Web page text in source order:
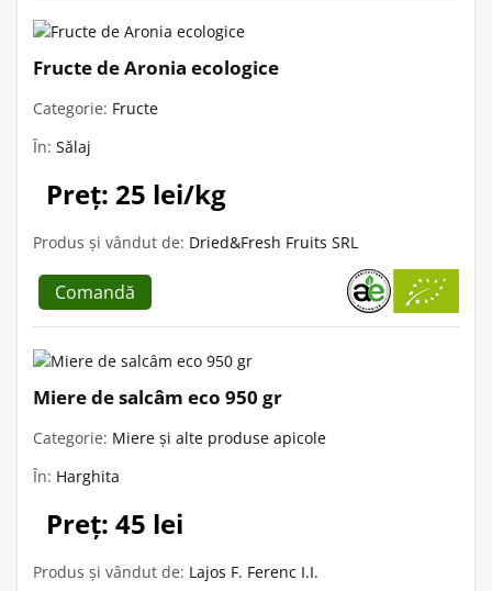
Fructe de Aronia ecologice
Categorie: Fructe
În: Sălaj
Preț: 25 lei/kg
Produs și vândut de: Dried&Fresh Fruits SRL
Comandă
Miere de salcâm eco 950 gr
Categorie: Miere și alte produse apicole
În: Harghita
Preț: 45 lei
Produs și vândut de: Lajos F. Ferenc I.I.